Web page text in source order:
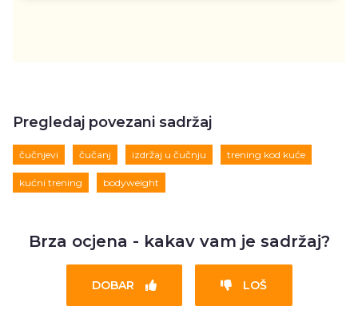
Pregledaj povezani sadržaj
čučnjevi čučanj izdržaj u čučnju trening kod kuće
kućni trening bodyweight
Brza ocjena - kakav vam je sadržaj?
DOBAR LOŠ